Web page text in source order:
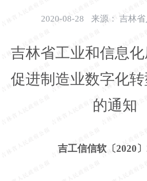
2020-08-28 来源： 吉林省
吉林省工业和信息
促进制造业数字化
的通知
吉工信信软〔2020